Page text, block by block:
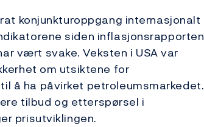
konjunkturoppgang internasjonalt
siden inflasjonsrapporten
vært svake. Veksten i USA var
om utsiktene for
å ha påvirket petroleumsmarkedet.
tilbud og etterspørsel i
prisutviklingen.